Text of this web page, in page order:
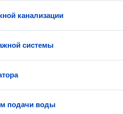
канализации
системы
подачи воды